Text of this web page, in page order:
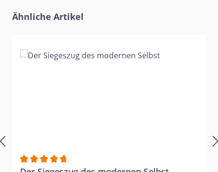
Produktgalerie überspringen
Ähnliche Artikel